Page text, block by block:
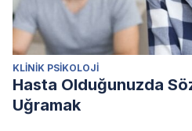
KLINIK PSIKOLOJI
Hasta Olduğunuzda
Uğramak